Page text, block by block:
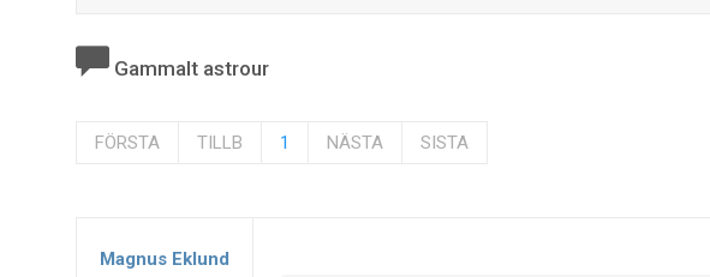
Gammalt astrour
FÖRSTA TILLB 1 NÄSTA SISTA
Magnus Eklund